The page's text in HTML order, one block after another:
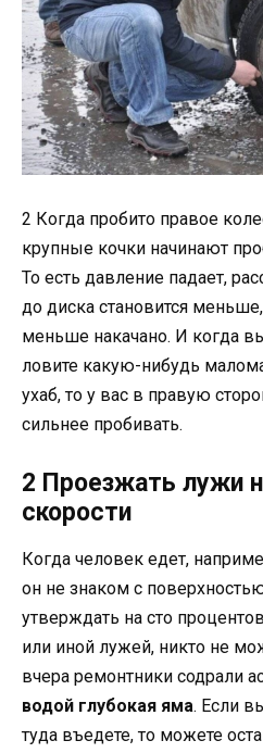
2 Когда пробито правое
крупные кочки начинают
То есть давление падает,
до диска становится
меньше накачано. И когда
ловите какую-нибудь
ухаб, то у вас в правую
сильнее пробивать.
2 Проезжать лужи
скорости
Когда человек едет,
он не знаком с
утверждать на сто
или иной лужей, никто не
вчера ремонтники содрали
водой глубокая яма. Если
туда въедете, то можете